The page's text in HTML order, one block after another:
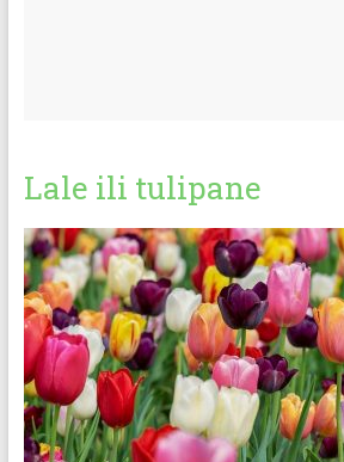
Lale ili tulipane